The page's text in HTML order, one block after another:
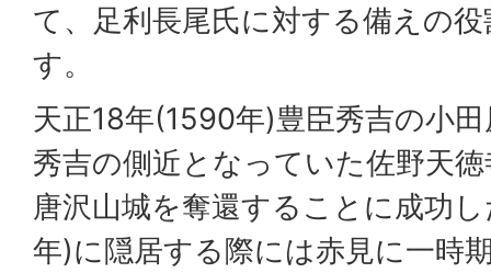
て、足利長尾氏に対する備えの
す。
天正18年(1590年)豊臣秀吉の小
秀吉の側近となっていた佐野天
唐沢山城を奪還することに成功
年)に隠居する際には赤見に一時